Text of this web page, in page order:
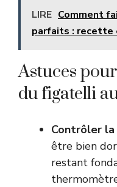
LIRE Comment
parfaits : recette
Astuces
du figatelli
Contrôler la
être bien
restant